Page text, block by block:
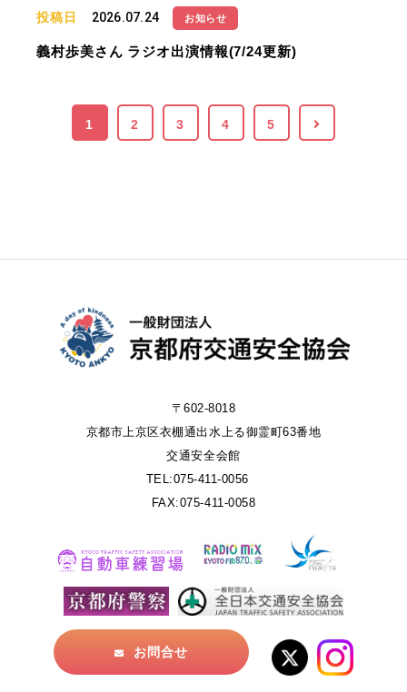
投稿日 2026.07.24 お知らせ
義村歩美さん ラジオ出演情報(7/24更新)
1 2 3 4 5
〒602-8018
京都市上京区衣棚通出水上る御霊町63番地
交通安全会館
TEL:075-411-0056
FAX:075-411-0058
お問合せ